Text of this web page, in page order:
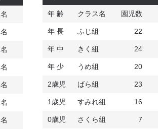
年 齢 クラス名 園児数
年 長 ふじ組 22
年 中 きく組 24
年 少 うめ組 20
2歳児 ばら組 23
1歳児 すみれ組 16
0歳児 さくら組 7